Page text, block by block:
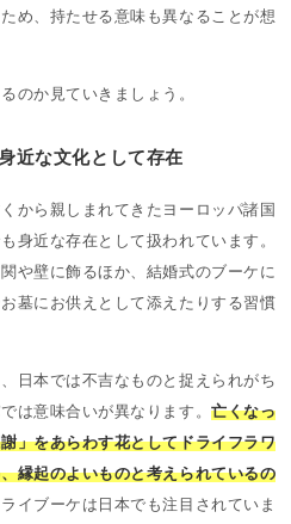
め、持たせる意味も異なることが想
のか見ていきましょう。
近な文化として存在
から親しまれてきたヨーロッパ諸国
身近な存在として扱われています。
や壁に飾るほか、結婚式のブーケに
墓にお供えとして添えたりする習慣
日本では不吉なものと捉えられがち
は意味合いが異なります。亡くなっ
」をあらわす花としてドライフラワ
縁起のよいものと考えられているの
イブーケは日本でも注目されていま